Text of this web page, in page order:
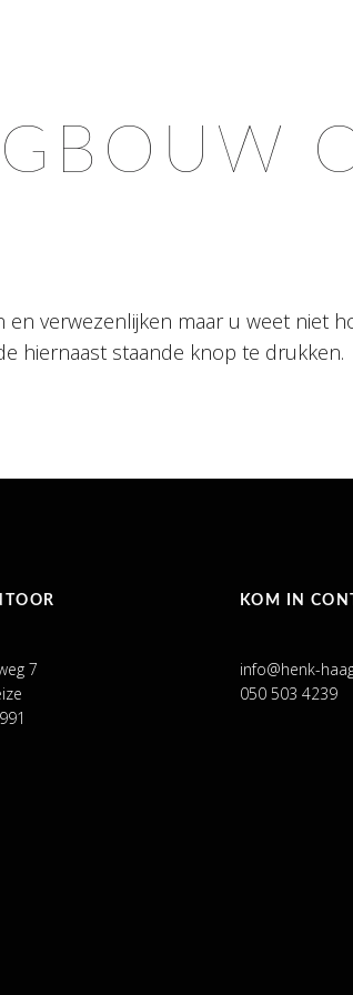
verwezenlijken maar u weet niet
hiernaast staande knop te drukken.
7
KOM IN
info@henk-
050 503 4239